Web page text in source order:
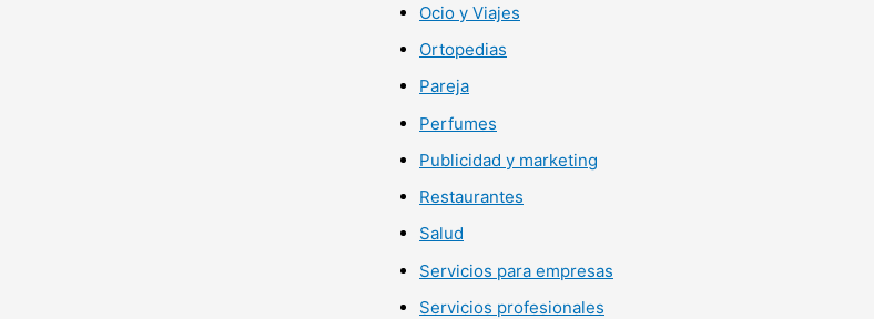
Ocio y Viajes
Ortopedias
Pareja
Perfumes
Publicidad y marketing
Restaurantes
Salud
Servicios para empresas
Servicios profesionales